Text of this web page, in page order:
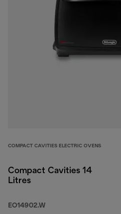
COMPACT CAVITIES ELECTRIC OVENS
Compact Cavities 14
Litres
EO14902.W